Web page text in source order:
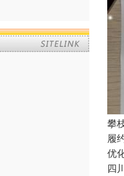
攀
履
优
四